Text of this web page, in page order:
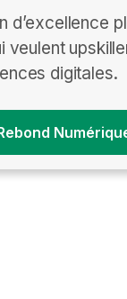
d’excellence
veulent
digitales.